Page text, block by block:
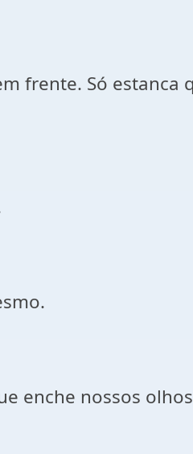
frente. Só estanca
enche nossos